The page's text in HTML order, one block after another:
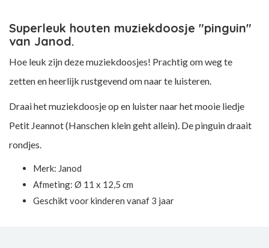
Superleuk houten muziekdoosje "pinguin"
van Janod.
Hoe leuk zijn deze muziekdoosjes! Prachtig om weg te
zetten en heerlijk rustgevend om naar te luisteren.
Draai het muziekdoosje op en luister naar het mooie liedje
Petit Jeannot (Hanschen klein geht allein). De pinguin draait
rondjes.
Merk: Janod
Afmeting: Ø 11 x 12,5 cm
Geschikt voor kinderen vanaf 3 jaar